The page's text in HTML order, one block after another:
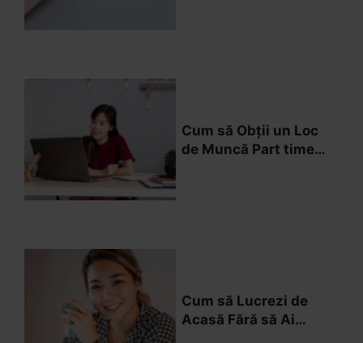
Cum să Obții un Loc
de Muncă Part time
Cum să Lucrezi de
Acasă Fără să Ai